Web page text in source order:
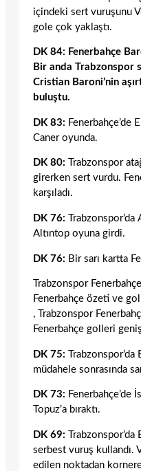
içindeki sert vuruşunu
gole çok yaklaştı.
DK 84: Fenerbahçe
Bir anda Trabzonspor
Cristian Baroni’nin
buluştu.
DK 83: Fenerbahçe’de
Caner oyunda.
DK 80: Trabzonspor
girerken sert vurdu.
karşıladı.
DK 76: Trabzonspor’da
Altıntop oyuna girdi.
DK 76: Bir sarı kartta
Trabzonspor
Fenerbahçe özeti ve
, Trabzonspor
Fenerbahçe golleri
DK 75: Trabzonspor’da
müdahele sonrasında
DK 73: Fenerbahçe’de
Topuz’a bıraktı.
DK 69:
serbest vuruş kullandı.
edilen noktadan